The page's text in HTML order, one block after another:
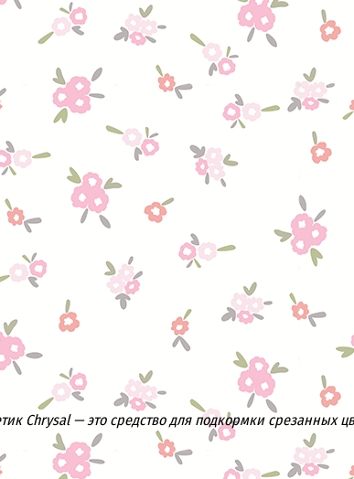
Chrysal — это средство для подкормки срезанных